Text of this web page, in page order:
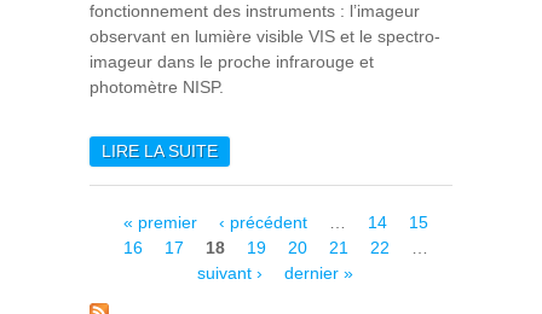
fonctionnement des instruments : l’imageur
observant en lumière visible VIS et le spectro-
imageur dans le proche infrarouge et
photomètre NISP.
LIRE LA SUITEDE LA CALIBRATION UNIT
POUR INTÉGRATION SUR LE
SATELLITE
Pages
« premier ‹ précédent … 14
15
16
17 18 19 20 21 22
…
suivant ›
dernier »